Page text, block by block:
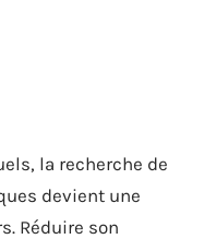
la recherche de
devient une
Réduire son